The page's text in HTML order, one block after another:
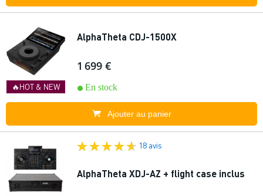
🔥HOT & NEW
AlphaTheta CDJ-1500X
1 699 €
En stock
Ajouter au panier
18 avis
AlphaTheta XDJ-AZ + flight case inclus